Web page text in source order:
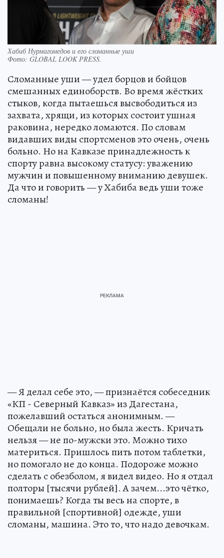
Хабиб Нурмагомедов и его сломанные уши
Фото: GLOBAL LOOK PRESS.
Сломанные уши — удел борцов и бойцов
смешанных единоборств. Во время жёстких
стыков, когда пытаешься высвободиться из
захвата, хрящи, из которых состоит ушная
раковина, нередко ломаются. По словам
видавших виды спортсменов это очень, очень
больно. Но на Кавказе принадлежность к
спорту равна высокому статусу: уважению
мужчин и повышенному вниманию девушек.
Да что и говорить — у Хабиба ведь уши тоже
сломаны!
— Я делал себе это, — признаётся собеседник
«КП - Северный Кавказ» из Дагестана,
пожелавший остаться анонимным. —
Обещали не больно, но была жесть. Кричать
нельзя — не по-мужски это. Можно тихо
материться. Пришлось пить потом таблетки,
но помогало не до конца. Подороже можно
сделать с обезболом, я видел видео. Но я отдал
полторы [тысячи рублей]. А зачем...это чётко,
понимаешь? Когда ты весь на спорте, в
правильной [спортивной] одежде, уши
сломаны, машина. Это то, что надо девочкам.